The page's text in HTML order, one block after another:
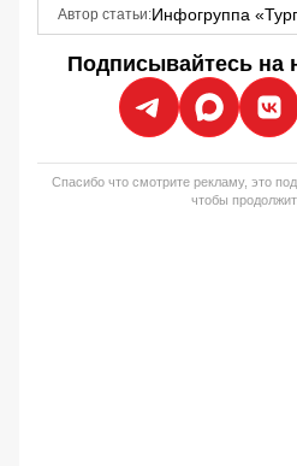
Автор статьи:Инфогруппа
Подписывайтесь на
Спасибо что смотрите рекламу, это
чтобы